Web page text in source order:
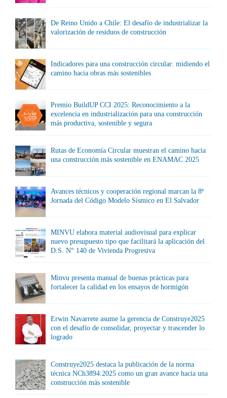
De Reino Unido a Chile: El desafío de industrializar la
valorización de residuos de construcción
Indicadores para una construcción circular: midiendo el
camino hacia obras más sostenibles
Premio BuildUP CCI 2025: Reconocimiento a la
excelencia en industrialización para una construcción
más productiva, sostenible y segura
Rutas de Economía Circular muestran el camino hacia
una construcción más sostenible en ENAMAC 2025
Avances técnicos y cooperación regional marcan la 8ª
Jornada del Código Modelo Sísmico en El Salvador
MINVU elabora material audiovisual para explicar
nuevo presupuesto tipo que facilitará la aplicación del
D.S. N° 140 de Vivienda Progresiva
Minvu presenta manual de buenas prácticas para
fortalecer la calidad en los ensayos de hormigón
Erwin Navarrete asume la gerencia de Construye2025
con el desafío de consolidar, proyectar y trascender lo
logrado
Construye2025 destaca la publicación de la norma
técnica NCh3894:2025 como un gran avance hacia una
construcción más sostenible